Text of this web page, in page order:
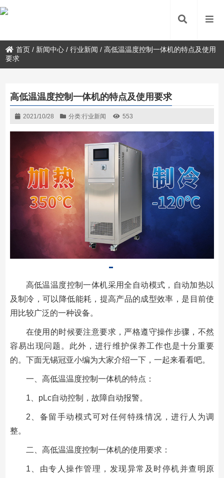
首页 / 新闻中心 /行业新闻 /高低温温度控制一体机的特点及使用
要求
高低温温度控制一体机的特点及使用要求
2021/10/28 分类:行业新闻 553
高低温温度控制一体机采用全自动模式，自动加热以
及制冷，可以降低能耗，提高产品的成型效率，是目前使
用比较广泛的一种设备。
在使用的时候要注意要求，严格遵守操作步骤，不然
容易出现问题。此外，进行维护保养工作也是十分重要
的。下面无锡冠亚小编为大家介绍一下，一起来看看吧。
一、高低温温度控制一体机的特点：
1、pLc自动控制，故障自动报警。
2、备留手动模式可对任何特殊情况，进行人为调
整。
二、高低温温度控制一体机的使用要求：
1、由专人操作管理，发现异常及时停机并查明原